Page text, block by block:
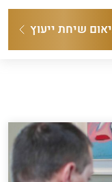
שיחת ייעוץ